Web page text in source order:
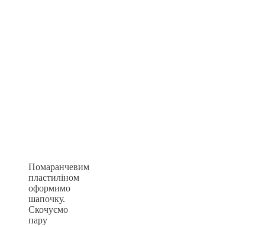
Помаранчевим
пластиліном
оформимо
шапочку.
Скочуємо
пару